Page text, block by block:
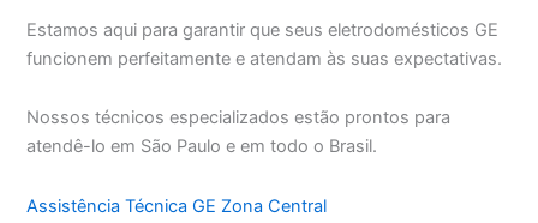
Estamos aqui para garantir que seus eletrodomésticos GE
funcionem perfeitamente e atendam às suas expectativas.
Nossos técnicos especializados estão prontos para
atendê-lo em São Paulo e em todo o Brasil.
Assistência Técnica GE Zona Central